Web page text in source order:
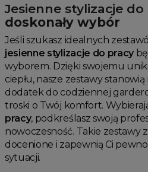
Jesienne stylizacje do
doskonały wybór
Jeśli szukasz idealnych
jesienne stylizacje do pracy
wyborem. Dzięki swojemu
ciepłu, nasze zestawy
dodatek do codziennej
troski o Twój komfort.
pracy, podkreślasz swoją
nowoczesność. Takie zestawy
docenione i zapewnią Ci
sytuacji.